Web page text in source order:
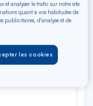
Suivant
et analyser le trafic sur notre site
quant à vos habitudes de
publicitaires, d'analyse et de
les cookies